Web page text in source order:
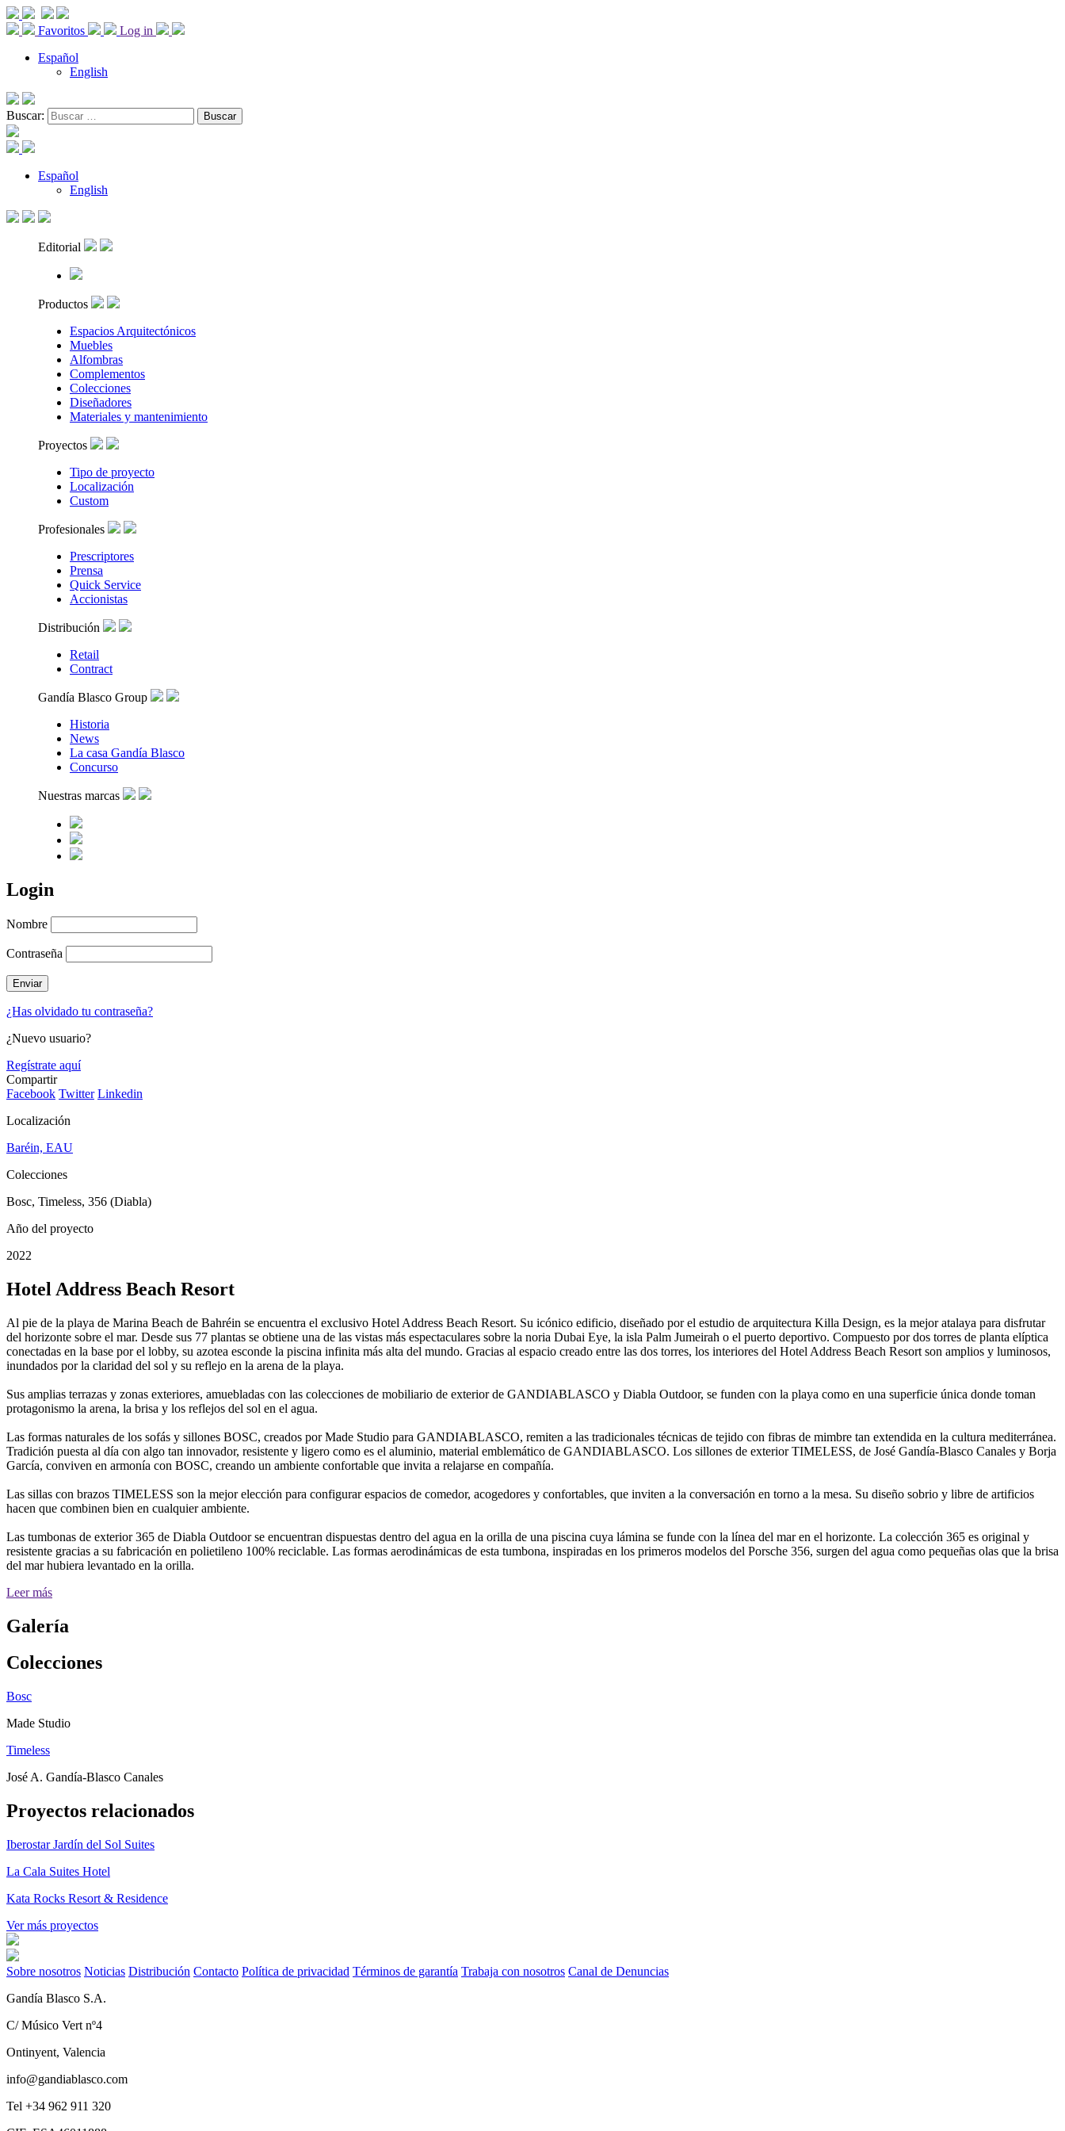
Favoritos
Log in
Español
English
Buscar:
Español
English
Editorial
Productos
Espacios Arquitectónicos
Muebles
Alfombras
Complementos
Colecciones
Diseñadores
Materiales y mantenimiento
Proyectos
Tipo de proyecto
Localización
Custom
Profesionales
Prescriptores
Prensa
Quick Service
Accionistas
Distribución
Retail
Contract
Gandía Blasco Group
Historia
News
La casa Gandía Blasco
Concurso
Nuestras marcas
Login
Nombre
Contraseña
¿Has olvidado tu contraseña?
¿Nuevo usuario?
Regístrate aquí
Compartir
Facebook Twitter Linkedin
Localización
Baréin, EAU
Colecciones
Bosc, Timeless, 356 (Diabla)
Año del proyecto
2022
Hotel Address Beach Resort
Al pie de la playa de Marina Beach de Bahréin se encuentra el exclusivo Hotel Address Beach Resort. Su icónico edificio, diseñado por el estudio de arquitectura Killa Design, es la mejor atalaya para disfrutar
del horizonte sobre el mar. Desde sus 77 plantas se obtiene una de las vistas más espectaculares sobre la noria Dubai Eye, la isla Palm Jumeirah o el puerto deportivo. Compuesto por dos torres de planta elíptica
conectadas en la base por el lobby, su azotea esconde la piscina infinita más alta del mundo. Gracias al espacio creado entre las dos torres, los interiores del Hotel Address Beach Resort son amplios y luminosos,
inundados por la claridad del sol y su reflejo en la arena de la playa.
Sus amplias terrazas y zonas exteriores, amuebladas con las colecciones de mobiliario de exterior de GANDIABLASCO y Diabla Outdoor, se funden con la playa como en una superficie única donde toman
protagonismo la arena, la brisa y los reflejos del sol en el agua.
Las formas naturales de los sofás y sillones BOSC, creados por Made Studio para GANDIABLASCO, remiten a las tradicionales técnicas de tejido con fibras de mimbre tan extendida en la cultura mediterránea.
Tradición puesta al día con algo tan innovador, resistente y ligero como es el aluminio, material emblemático de GANDIABLASCO. Los sillones de exterior TIMELESS, de José Gandía-Blasco Canales y Borja
García, conviven en armonía con BOSC, creando un ambiente confortable que invita a relajarse en compañía.
Las sillas con brazos TIMELESS son la mejor elección para configurar espacios de comedor, acogedores y confortables, que inviten a la conversación en torno a la mesa. Su diseño sobrio y libre de artificios
hacen que combinen bien en cualquier ambiente.
Las tumbonas de exterior 365 de Diabla Outdoor se encuentran dispuestas dentro del agua en la orilla de una piscina cuya lámina se funde con la línea del mar en el horizonte. La colección 365 es original y
resistente gracias a su fabricación en polietileno 100% reciclable. Las formas aerodinámicas de esta tumbona, inspiradas en los primeros modelos del Porsche 356, surgen del agua como pequeñas olas que la brisa
del mar hubiera levantado en la orilla.
Leer más
Galería
Colecciones
Bosc
Made Studio
Timeless
José A. Gandía-Blasco Canales
Proyectos relacionados
Iberostar Jardín del Sol Suites
La Cala Suites Hotel
Kata Rocks Resort & Residence
Ver más proyectos
Sobre nosotros Noticias Distribución Contacto Política de privacidad Términos de garantía Trabaja con nosotros Canal de Denuncias
Gandía Blasco S.A.
C/ Músico Vert nº4
Ontinyent, Valencia
info@gandiablasco.com
Tel +34 962 911 320